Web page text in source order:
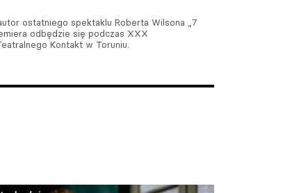
ostatniego spektaklu Roberta Wilsona „7
odbędzie się podczas XXX
Kontakt w Toruniu.